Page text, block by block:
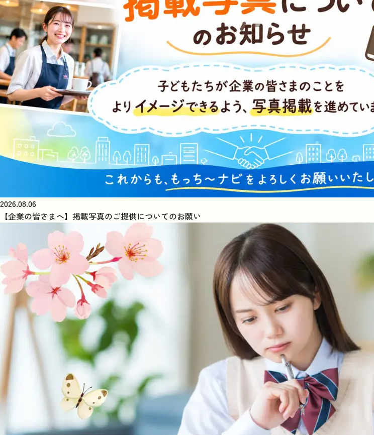
2026.08.06
【企業の皆さまへ】掲載写真のご提供についてのお願い